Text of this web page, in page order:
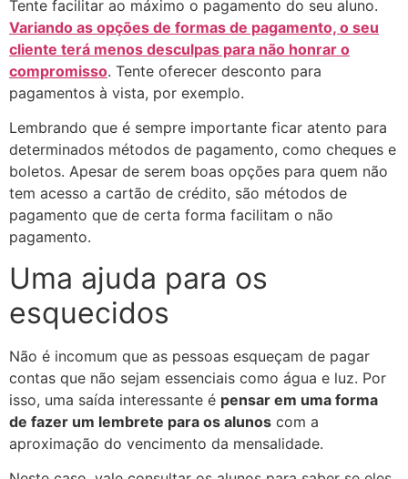
Tente facilitar ao máximo o pagamento do seu aluno.
Variando as opções de formas de pagamento, o seu
cliente terá menos desculpas para não honrar o
compromisso. Tente oferecer desconto para
pagamentos à vista, por exemplo.
Lembrando que é sempre importante ficar atento para
determinados métodos de pagamento, como cheques e
boletos. Apesar de serem boas opções para quem não
tem acesso a cartão de crédito, são métodos de
pagamento que de certa forma facilitam o não
pagamento.
Uma ajuda para os
esquecidos
Não é incomum que as pessoas esqueçam de pagar
contas que não sejam essenciais como água e luz. Por
isso, uma saída interessante é pensar em uma forma
de fazer um lembrete para os alunos com a
aproximação do vencimento da mensalidade.